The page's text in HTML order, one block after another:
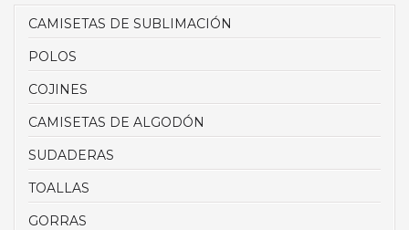
CAMISETAS DE SUBLIMACIÓN
POLOS
COJINES
CAMISETAS DE ALGODÓN
SUDADERAS
TOALLAS
GORRAS